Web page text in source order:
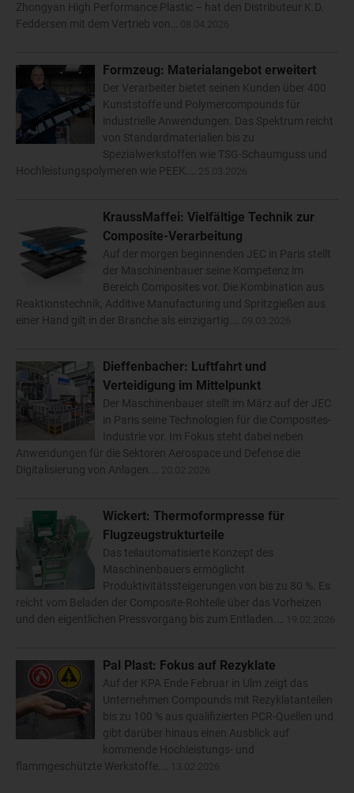
Zhongyan High Performance Plastic – hat den Distributeur K.D.
Feddersen mit dem Vertrieb von…
Formzeug: Materialangebot erweitert
Der Verarbeiter bietet seinen Kunden über 400
Kunststoffe und Polymercompounds für
industrielle Anwendungen. Das Spektrum reicht
von Standardmaterialien bis zu
Spezialwerkstoffen wie TSG-Schaumguss und
Hochleistungspolymeren wie PEEK.…
KraussMaffei: Vielfältige Technik zur
Composite-Verarbeitung
Auf der morgen beginnenden JEC in Paris stellt
der Maschinenbauer seine Kompetenz im
Bereich Composites vor. Die Kombination aus
Reaktionstechnik, Additive Manufacturing und Spritzgießen aus
einer Hand gilt in der Branche als einzigartig.…
Dieffenbacher: Luftfahrt und
Verteidigung im Mittelpunkt
Der Maschinenbauer stellt im März auf der JEC
in Paris seine Technologien für die Composites-
Industrie vor. Im Fokus steht dabei neben
Anwendungen für die Sektoren Aerospace und Defense die
Digitalisierung von Anlagen.…
Wickert: Thermoformpresse für
Flugzeugstrukturteile
Das teilautomatisierte Konzept des
Maschinenbauers ermöglicht
Produktivitätssteigerungen von bis zu 80 %. Es
reicht vom Beladen der Composite-Rohteile über das Vorheizen
und den eigentlichen Pressvorgang bis zum Entladen.…
Pal Plast: Fokus auf Rezyklate
Auf der KPA Ende Februar in Ulm zeigt das
Unternehmen Compounds mit Rezyklatanteilen
bis zu 100 % aus qualifizierten PCR-Quellen und
gibt darüber hinaus einen Ausblick auf
kommende Hochleistungs- und
flammgeschützte Werkstoffe.…